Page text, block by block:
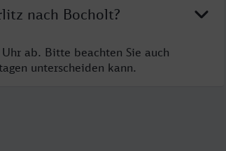
nach Bocholt?
ab. Bitte beachten Sie auch
unterscheiden kann.